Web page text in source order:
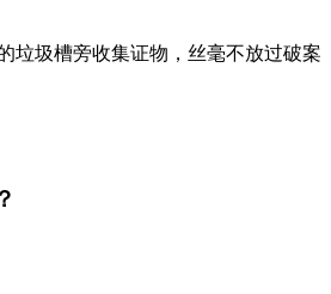
垃圾槽旁收集证物，丝毫不放过破案